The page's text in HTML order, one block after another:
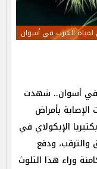
لمياه الشرب في أسوان
في أسوان.. شهدت
بأمراض
الإيكولاي في
والترقب، ودفع
وراء هذا التلوث